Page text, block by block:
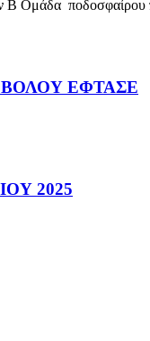
Ομάδα ποδοσφαίρου
ΕΦΤΑΣΕ
2025